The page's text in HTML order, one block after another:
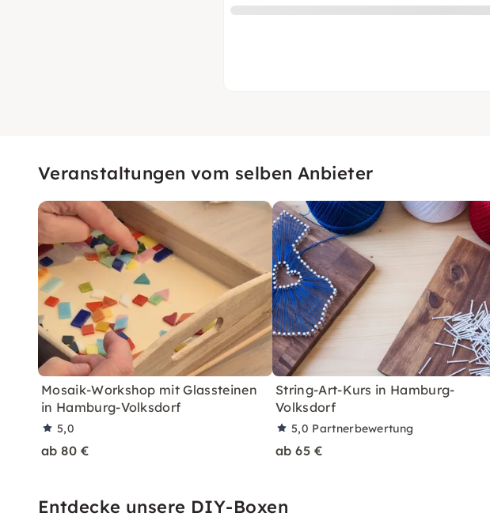
Veranstaltungen vom selben Anbieter
Mosaik-Workshop mit Glassteinen
in Hamburg-Volksdorf
5,0
ab 80 €
String-Art-Kurs in Hamburg-
Volksdorf
5,0 Partnerbewertung
ab 65 €
Entdecke unsere DIY-Boxen